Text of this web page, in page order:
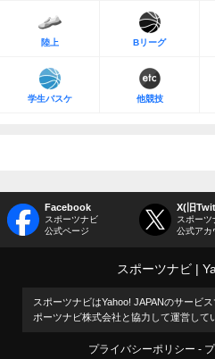
陸上 Bリーグ
学生バスケ 他競技
Facebook
スポーツナビ
公式ページ
X(旧
スポーツ
公式アカ
スポーツナビ
スポーツナビはYahoo! JAPANのサービ
ポーツナビ株式会社と協力して運営して
プライバシーポリシー